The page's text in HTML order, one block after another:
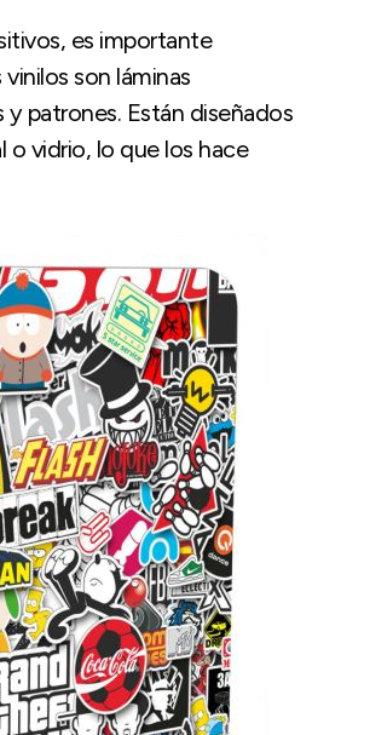
es importante
son láminas
patrones. Están diseñados
o vidrio, lo que los hace